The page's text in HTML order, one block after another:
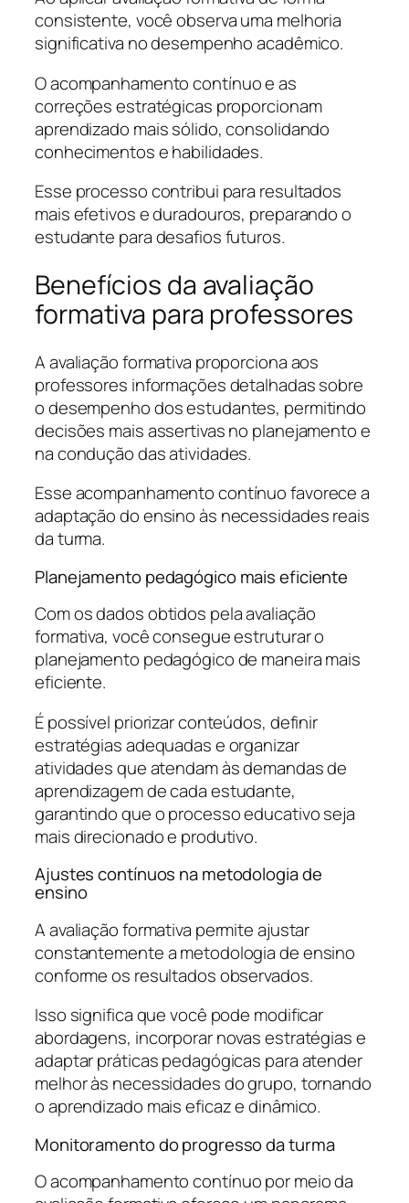
consistente, você observa uma melhoria
significativa no desempenho acadêmico.
O acompanhamento contínuo e as
correções estratégicas proporcionam
aprendizado mais sólido, consolidando
conhecimentos e habilidades.
Esse processo contribui para resultados
mais efetivos e duradouros, preparando o
estudante para desafios futuros.
Benefícios da avaliação
formativa para professores
A avaliação formativa proporciona aos
professores informações detalhadas sobre
o desempenho dos estudantes, permitindo
decisões mais assertivas no planejamento e
na condução das atividades.
Esse acompanhamento contínuo favorece a
adaptação do ensino às necessidades reais
da turma.
Planejamento pedagógico mais eficiente
Com os dados obtidos pela avaliação
formativa, você consegue estruturar o
planejamento pedagógico de maneira mais
eficiente.
É possível priorizar conteúdos, definir
estratégias adequadas e organizar
atividades que atendam às demandas de
aprendizagem de cada estudante,
garantindo que o processo educativo seja
mais direcionado e produtivo.
Ajustes contínuos na metodologia de
ensino
A avaliação formativa permite ajustar
constantemente a metodologia de ensino
conforme os resultados observados.
Isso significa que você pode modificar
abordagens, incorporar novas estratégias e
adaptar práticas pedagógicas para atender
melhor às necessidades do grupo, tornando
o aprendizado mais eficaz e dinâmico.
Monitoramento do progresso da turma
O acompanhamento contínuo por meio da